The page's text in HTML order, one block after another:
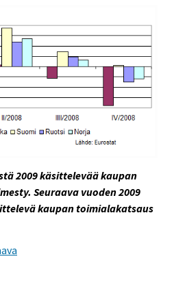
2009 käsittelevää kaupan
Seuraava vuoden 2009
kaupan toimialakatsaus